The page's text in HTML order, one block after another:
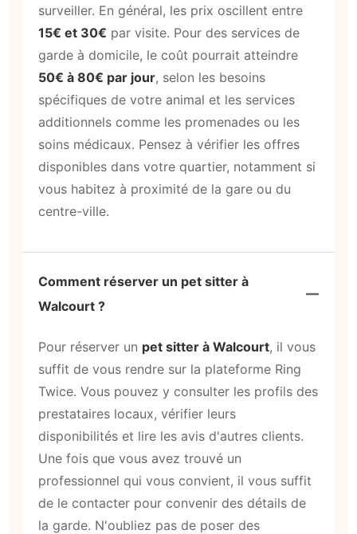
surveiller. En général, les prix oscillent entre
15€ et 30€ par visite. Pour des services de
garde à domicile, le coût pourrait atteindre
50€ à 80€ par jour, selon les besoins
spécifiques de votre animal et les services
additionnels comme les promenades ou les
soins médicaux. Pensez à vérifier les offres
disponibles dans votre quartier, notamment si
vous habitez à proximité de la gare ou du
centre-ville.
Comment réserver un pet sitter à
Walcourt ?
Pour réserver un pet sitter à Walcourt, il vous
suffit de vous rendre sur la plateforme Ring
Twice. Vous pouvez y consulter les profils des
prestataires locaux, vérifier leurs
disponibilités et lire les avis d'autres clients.
Une fois que vous avez trouvé un
professionnel qui vous convient, il vous suffit
de le contacter pour convenir des détails de
la garde. N'oubliez pas de poser des